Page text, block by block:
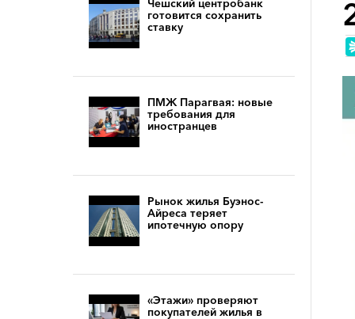
Чешский центробанк
готовится сохранить
ставку
ПМЖ Парагвая: новые
требования для
иностранцев
Рынок жилья Буэнос-
Айреса теряет
ипотечную опору
«Этажи» проверяют
покупателей жилья в